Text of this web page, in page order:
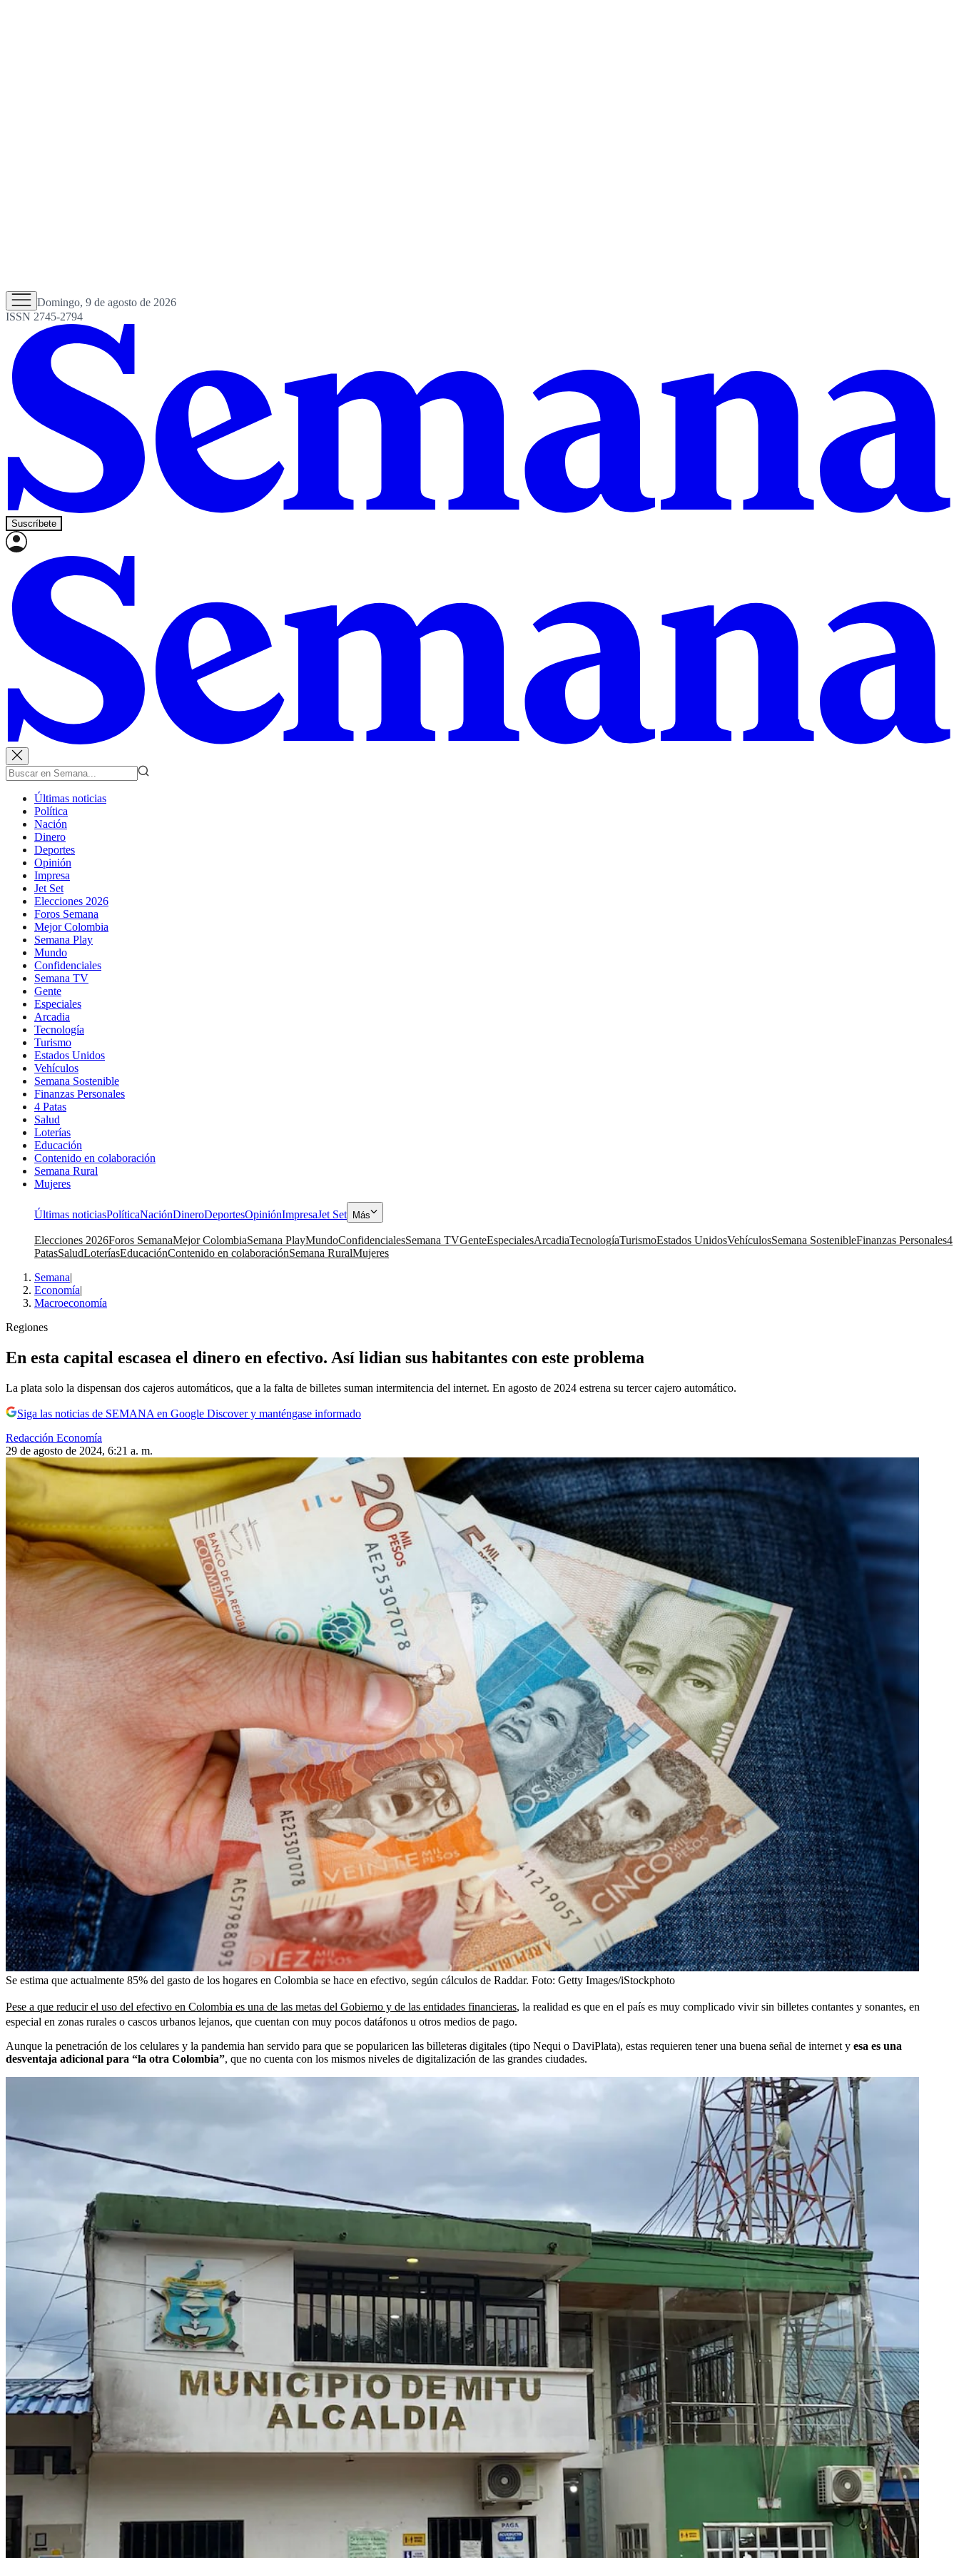
Domingo, 9 de agosto de 2026
ISSN 2745-2794
Suscríbete
Últimas noticias
Política
Nación
Dinero
Deportes
Opinión
Impresa
Jet Set
Elecciones 2026
Foros Semana
Mejor Colombia
Semana Play
Mundo
Confidenciales
Semana TV
Gente
Especiales
Arcadia
Tecnología
Turismo
Estados Unidos
Vehículos
Semana Sostenible
Finanzas Personales
4 Patas
Salud
Loterías
Educación
Contenido en colaboración
Semana Rural
Mujeres
Últimas noticiasPolíticaNaciónDineroDeportesOpiniónImpresaJet Set Más
Elecciones 2026Foros SemanaMejor ColombiaSemana PlayMundoConfidencialesSemana TVGenteEspecialesArcadiaTecnologíaTurismoEstados UnidosVehículosSemana SostenibleFinanzas Personales4
PatasSaludLoteríasEducaciónContenido en colaboraciónSemana RuralMujeres
Semana|
Economía|
Macroeconomía
Regiones
En esta capital escasea el dinero en efectivo. Así lidian sus habitantes con este problema
La plata solo la dispensan dos cajeros automáticos, que a la falta de billetes suman intermitencia del internet. En agosto de 2024 estrena su tercer cajero automático.
Siga las noticias de SEMANA en Google Discover y manténgase informado
Redacción Economía
29 de agosto de 2024, 6:21 a. m.
Se estima que actualmente 85% del gasto de los hogares en Colombia se hace en efectivo, según cálculos de Raddar. Foto: Getty Images/iStockphoto
Pese a que reducir el uso del efectivo en Colombia es una de las metas del Gobierno y de las entidades financieras, la realidad es que en el país es muy complicado vivir sin billetes contantes y sonantes, en
especial en zonas rurales o cascos urbanos lejanos, que cuentan con muy pocos datáfonos u otros medios de pago.
Aunque la penetración de los celulares y la pandemia han servido para que se popularicen las billeteras digitales (tipo Nequi o DaviPlata), estas requieren tener una buena señal de internet y esa es una
desventaja adicional para “la otra Colombia”, que no cuenta con los mismos niveles de digitalización de las grandes ciudades.